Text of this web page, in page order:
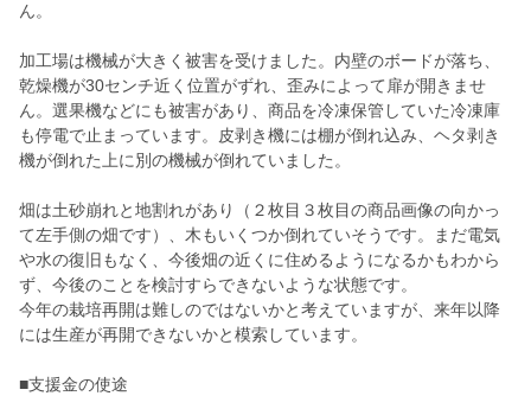
ん。
加工場は機械が大きく被害を受けました。内壁のボードが落ち、
乾燥機が30センチ近く位置がずれ、歪みによって扉が開きませ
ん。選果機などにも被害があり、商品を冷凍保管していた冷凍庫
も停電で止まっています。皮剥き機には棚が倒れ込み、ヘタ剥き
機が倒れた上に別の機械が倒れていました。
畑は土砂崩れと地割れがあり（２枚目３枚目の商品画像の向かっ
て左手側の畑です）、木もいくつか倒れていそうです。まだ電気
や水の復旧もなく、今後畑の近くに住めるようになるかもわから
ず、今後のことを検討すらできないような状態です。
今年の栽培再開は難しのではないかと考えていますが、来年以降
には生産が再開できないかと模索しています。
■支援金の使途